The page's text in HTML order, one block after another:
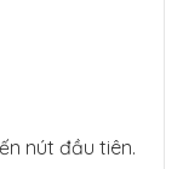
nút đầu tiên.